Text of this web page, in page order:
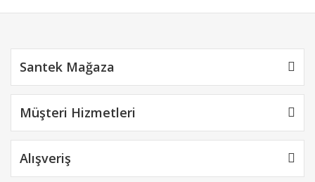
Santek Mağaza
Müşteri Hizmetleri
Alışveriş